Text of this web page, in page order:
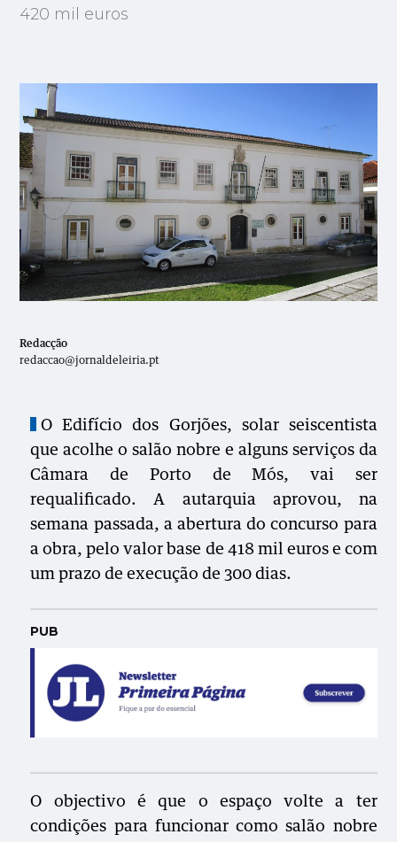
420 mil euros
Redacção
redaccao@jornaldeleiria.pt
O Edifício dos Gorjões, solar seiscentista
que acolhe o salão nobre e alguns serviços da
Câmara de Porto de Mós, vai ser
requalificado. A autarquia aprovou, na
semana passada, a abertura do concurso para
a obra, pelo valor base de 418 mil eurose com
um prazo de execução de 300 dias.
PUB
O objectivo é que o espaço volte a ter
condições para funcionarcomo salão nobre